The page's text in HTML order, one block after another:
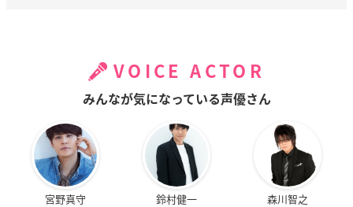
VOICE ACTOR
みんなが気になっている声優さん
宮野真守 鈴村健一 森川智之